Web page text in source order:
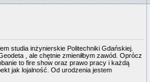
studia inżynierskie Politechniki Gdańskiej.
, ale chętnie zmieniłbym zawód. Oprócz
to fire show oraz prawo pracy i każdą
jak lojalność. Od urodzenia jestem